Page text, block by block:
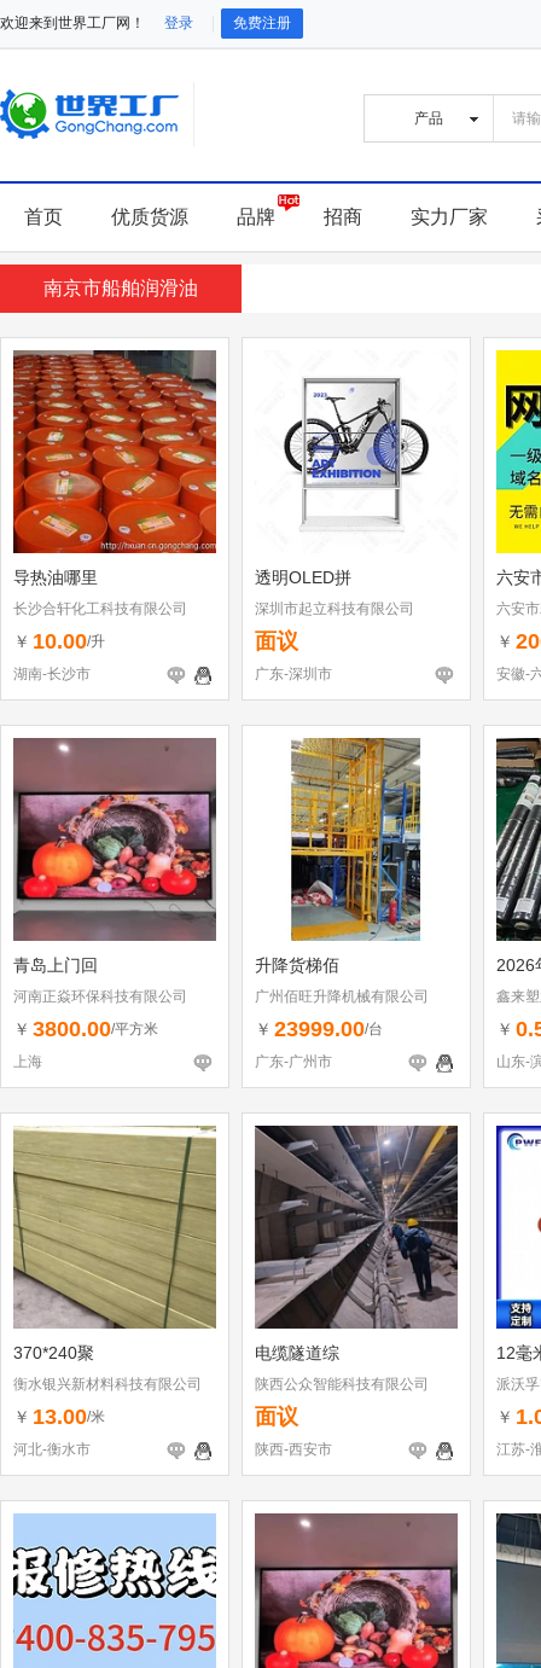
欢迎来到世界工厂网！ 登录 免费注册
首页 优质货源 品牌 招商 实力厂家
南京市船舶润滑油
导热油哪里
长沙合轩化工科技有限公司
￥ 10.00/升
湖南-长沙市
透明OLED拼
深圳市起立科技有限公司
面议
广东-深圳市
六安
六安
￥
安徽-
青岛上门回
河南正焱环保科技有限公司
￥ 3800.00/平方米
上海
升降货梯佰
广州佰旺升降机械有限公司
￥ 23999.00/台
广东-广州市
2026
鑫来
￥
山东-
370*240聚
衡水银兴新材料科技有限公司
￥ 13.00/米
河北-衡水市
电缆隧道综
陕西公众智能科技有限公司
面议
陕西-西安市
12毫
派沃
￥
江苏-